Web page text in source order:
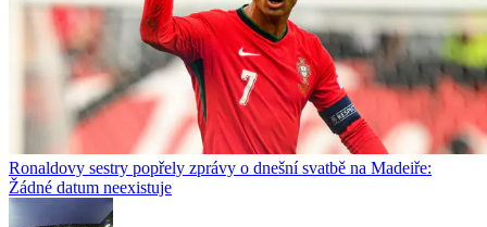
Ronaldovy sestry popřely zprávy o dnešní svatbě na Madeiře:
Žádné datum neexistuje